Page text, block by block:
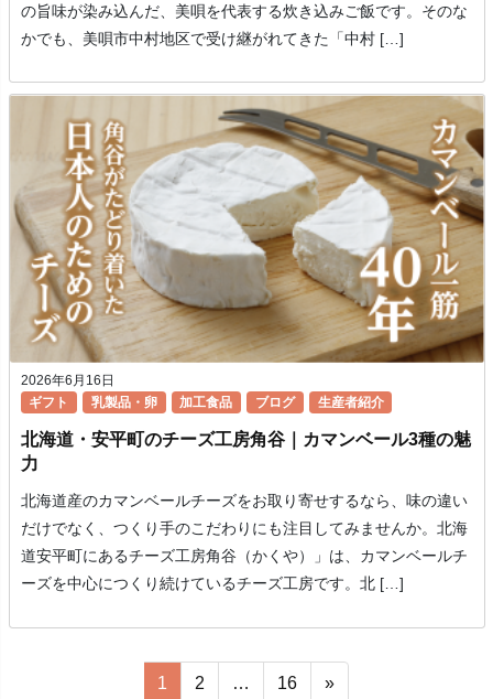
の旨味が染み込んだ、美唄を代表する炊き込みご飯です。そのな
かでも、美唄市中村地区で受け継がれてきた「中村 […]
2026年6月16日
ギフト
乳製品・卵 加工食品 ブログ 生産者紹介
北海道・安平町のチーズ工房角谷｜カマンベール3種の魅
力
北海道産のカマンベールチーズをお取り寄せするなら、味の違い
だけでなく、つくり手のこだわりにも注目してみませんか。北海
道安平町にあるチーズ工房角谷（かくや）」は、カマンベールチ
ーズを中心につくり続けているチーズ工房です。北 […]
1 2 … 16 »